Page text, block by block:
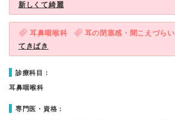
新しくて綺麗
耳鼻咽喉科 耳の閉塞感・聞こえづらい
てきぱき
診療科目：
耳鼻咽喉科
専門医・資格：